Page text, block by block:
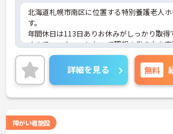
北海道札幌市南区に位置する特別養護老人
す。
年間休日は113日ありお休みがしっかり取得
すので、スタッフにとって理想の働き方を
います。
福利厚生が充実しておりますので、安心して
いただけます。
ご興味のある方には、面接対策ポイントな
に詳細をお話しいたしますのでお気軽にご
詳細を見る 無料
障がい者施設